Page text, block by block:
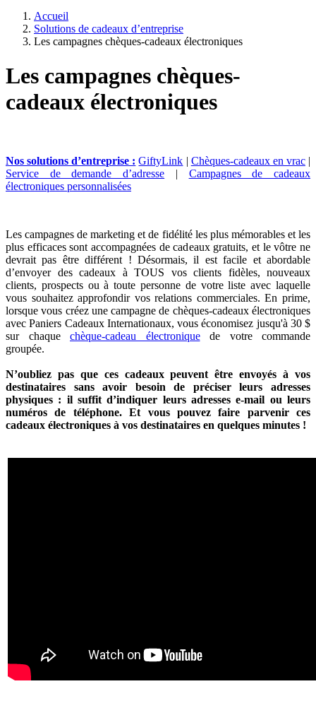
Accueil
Solutions de cadeaux d’entreprise
Les campagnes chèques-cadeaux électroniques
Les campagnes chèques-
cadeaux électroniques
Nos solutions d’entreprise : GiftyLink | Chèques-cadeaux en vrac|
Service de demande d’adresse | Campagnes de cadeaux
électroniques personnalisées
Les campagnes de marketing et de fidélité les plus mémorables et les
plus efficaces sont accompagnées de cadeaux gratuits, et le vôtre ne
devrait pas être différent ! Désormais, il est facile et abordable
d’envoyer des cadeaux à TOUS vos clients fidèles, nouveaux
clients, prospects ou à toute personne de votre liste avec laquelle
vous souhaitez approfondir vos relations commerciales. En prime,
lorsque vous créez une campagne de chèques-cadeaux électroniques
avec Paniers Cadeaux Internationaux, vous économisez jusqu'à 30 $
sur chaque chèque-cadeau électroniquede votre commande
groupée.
N’oubliez pas que ces cadeaux peuvent être envoyés à vos
destinataires sans avoir besoin de préciser leurs adresses
physiques : il suffit d’indiquer leurs adresses e-mail ou leurs
numéros de téléphone. Et vous pouvez faire parvenir ces
cadeaux électroniques à vos destinataires en quelques minutes !